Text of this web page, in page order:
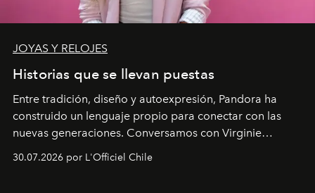
JOYAS Y RELOJES
Historias que se llevan puestas
Entre tradición, diseño y autoexpresión, Pandora ha
construido un lenguaje propio para conectar con las
nuevas generaciones. Conversamos con Virginie
Dubray, la responsable de marketing para
Latinoamérica, sobre identidad, cultura y el valor
30.07.2026 por L'Officiel Chile